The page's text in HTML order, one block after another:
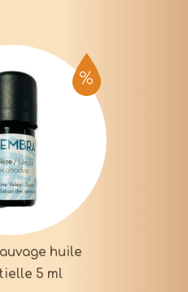
huile
5 ml